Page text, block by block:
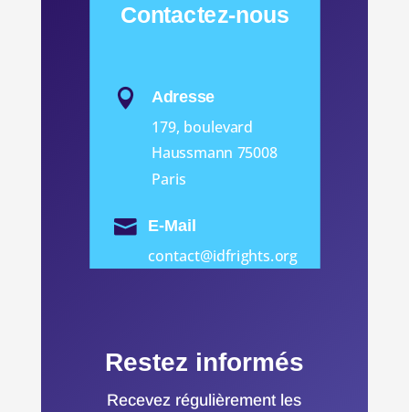
Contactez-nous
 Adresse
179, boulevard
Haussmann 75008
Paris
 E-Mail
contact@idfrights.org
Restez informés
Recevez régulièrement les